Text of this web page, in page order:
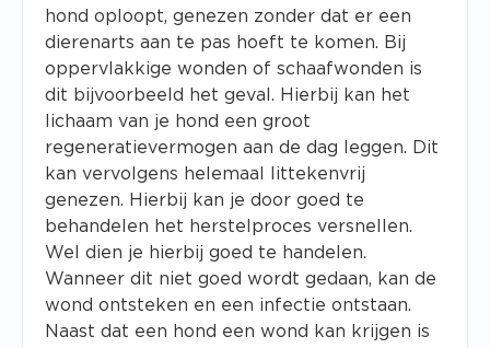
hond oploopt, genezen zonder dat er een
dierenarts aan te pas hoeft te komen. Bij
oppervlakkige wonden of schaafwonden is
dit bijvoorbeeld het geval. Hierbij kan het
lichaam van je hond een groot
regeneratievermogen aan de dag leggen. Dit
kan vervolgens helemaal littekenvrij
genezen. Hierbij kan je door goed te
behandelen het herstelproces versnellen.
Wel dien je hierbij goed te handelen.
Wanneer dit niet goed wordt gedaan, kan de
wond ontsteken en een infectie ontstaan.
Naast dat een hond een wond kan krijgen is